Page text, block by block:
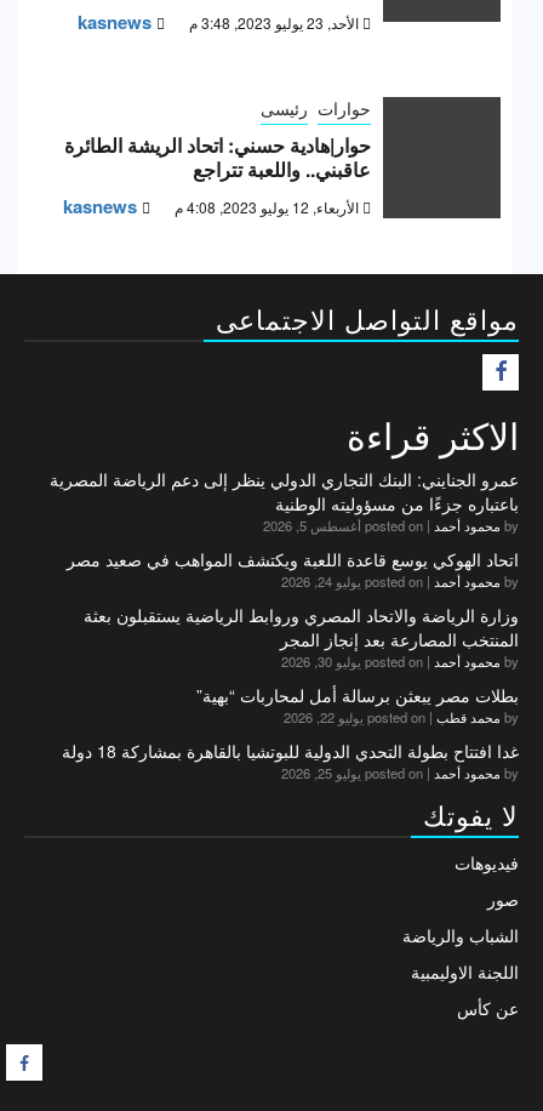
الأحد, 23 يوليو 2023, 3:48 م kasnews
حوارات رئيسى
حوار|هادية حسني: اتحاد الريشة الطائرة
عاقبني.. واللعبة تتراجع
الأربعاء, 12 يوليو 2023, 4:08 م kasnews
مواقع التواصل الاجتماعى
الاكثر قراءة
عمرو الجنايني: البنك التجاري الدولي ينظر إلى دعم الرياضة المصرية
باعتباره جزءًا من مسؤوليته الوطنية
by محمود أحمد | posted on أغسطس 5, 2026
اتحاد الهوكي يوسع قاعدة اللعبة ويكتشف المواهب في صعيد مصر
by محمود أحمد | posted on يوليو 24, 2026
وزارة الرياضة والاتحاد المصري وروابط الرياضية يستقبلون بعثة
المنتخب المصارعة بعد إنجاز المجر
by محمود أحمد | posted on يوليو 30, 2026
بطلات مصر يبعثن برسالة أمل لمحاربات “بهية”
by محمد قطب | posted on يوليو 22, 2026
غدا افتتاح بطولة التحدي الدولية للبوتشيا بالقاهرة بمشاركة 18 دولة
by محمود أحمد | posted on يوليو 25, 2026
لا يفوتك
فيديوهات
صور
الشباب والرياضة
اللجنة الاوليمبية
عن كأس
F